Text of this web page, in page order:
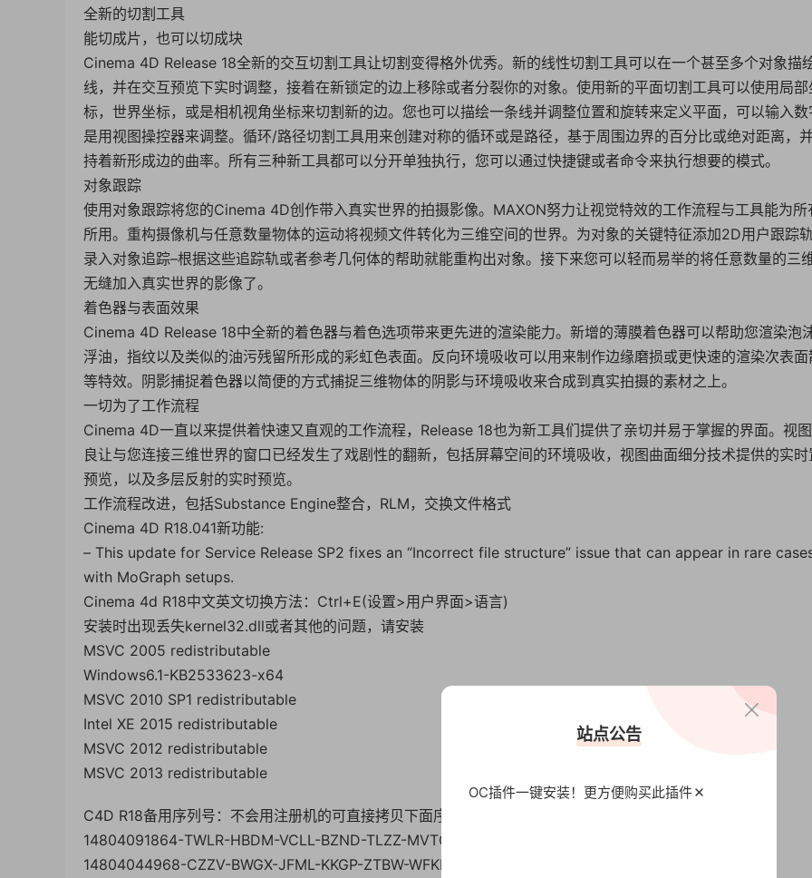
全新的切割工具
能切成片，也可以切成块
Cinema 4D Release 18全新的交互切割工具让切割变得格外优秀。新的线性切割工具可以在一个甚至多个对象描
线，并在交互预览下实时调整，接着在新锁定的边上移除或者分裂你的对象。使用新的平面切割工具可以使用局部
标，世界坐标，或是相机视角坐标来切割新的边。您也可以描绘一条线并调整位置和旋转来定义平面，可以输入数
是用视图操控器来调整。循环/路径切割工具用来创建对称的循环或是路径，基于周围边界的百分比或绝对距离，
持着新形成边的曲率。所有三种新工具都可以分开单独执行，您可以通过快捷键或者命令来执行想要的模式。
对象跟踪
使用对象跟踪将您的Cinema 4D创作带入真实世界的拍摄影像。MAXON努力让视觉特效的工作流程与工具能为所
所用。重构摄像机与任意数量物体的运动将视频文件转化为三维空间的世界。为对象的关键特征添加2D用户跟踪
录入对象追踪–根据这些追踪轨或者参考几何体的帮助就能重构出对象。接下来您可以轻而易举的将任意数量的三
无缝加入真实世界的影像了。
着色器与表面效果
Cinema 4D Release 18中全新的着色器与着色选项带来更先进的渲染能力。新增的薄膜着色器可以帮助您渲染泡
浮油，指纹以及类似的油污残留所形成的彩虹色表面。反向环境吸收可以用来制作边缘磨损或更快速的渲染次表面
等特效。阴影捕捉着色器以简便的方式捕捉三维物体的阴影与环境吸收来合成到真实拍摄的素材之上。
一切为了工作流程
Cinema 4D一直以来提供着快速又直观的工作流程，Release 18也为新工具们提供了亲切并易于掌握的界面。视
良让与您连接三维世界的窗口已经发生了戏剧性的翻新，包括屏幕空间的环境吸收，视图曲面细分技术提供的实时
预览，以及多层反射的实时预览。
工作流程改进，包括Substance Engine整合，RLM，交换文件格式
Cinema 4D R18.041新功能:
– This update for Service Release SP2 fixes an “Incorrect file structure” issue that can appear in rare
with MoGraph setups.
Cinema 4d R18中文英文切换方法：Ctrl+E(设置>用户界面>语言)
安装时出现丢失kernel32.dll或者其他的问题，请安装
MSVC 2005 redistributable
Windows6.1-KB2533623-x64
MSVC 2010 SP1 redistributable
Intel XE 2015 redistributable
MSVC 2012 redistributable
MSVC 2013 redistributable
C4D R18备用序列号：不会用注册机的可直接拷贝下面序列号使用，Win/Mac均适用
14804091864-TWLR-HBDM-VCLL-BZND-TLZZ-MVTC
14804044968-CZZV-BWGX-JFML-KKGP-ZTBW-WFKK
站点公告
OC插件一键安装！更方便购买此插件